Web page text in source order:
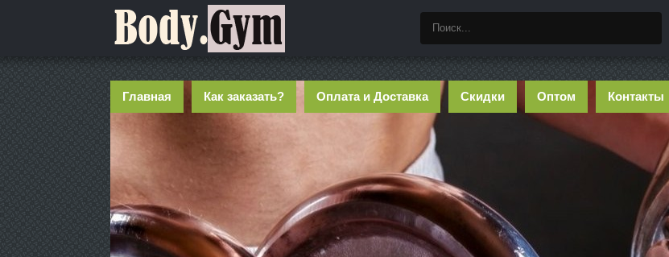
Главная Как заказать? Оплата и Доставка Скидки Оптом Контакты